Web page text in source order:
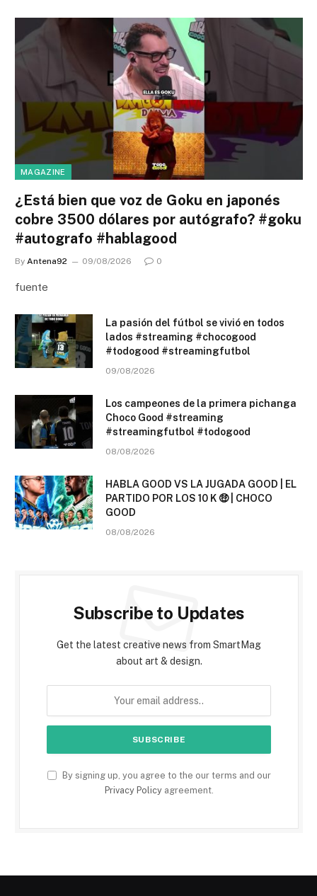
MAGAZINE
¿Está bien que voz de Goku en japonés
cobre 3500 dólares por autógrafo? #goku
#autografo #hablagood
By Antena92 09/08/2026 0
fuente
La pasión del fútbol se vivió en todos
lados #streaming #chocogood
#todogood #streamingfutbol
09/08/2026
Los campeones de la primera pichanga
Choco Good #streaming
#streamingfutbol #todogood
08/08/2026
HABLA GOOD VS LA JUGADA GOOD | EL
PARTIDO POR LOS 10 K 🤑 | CHOCO
GOOD
08/08/2026
Subscribe to Updates
Get the latest creative news from SmartMag
about art & design.
By signing up, you agree to the our terms and our
Privacy Policyagreement.